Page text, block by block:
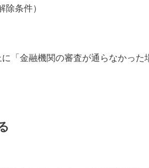
条件）
「金融機関の審査が通らなかっ